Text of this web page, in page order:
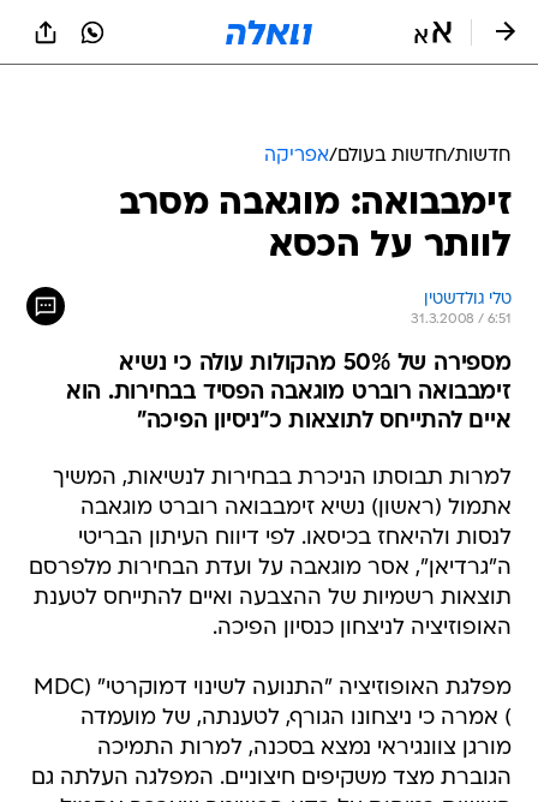
חדשות/חדשות בעולם/אפריקה
זימבבואה: מוגאבה מסרב
לוותר על הכסא
טלי גולדשטין
31.3.2008 / 6:51
מספירה של 50% מהקולות עולה כי נשיא
זימבבואה רוברט מוגאבה הפסיד בבחירות. הוא
איים להתייחס לתוצאות כ"ניסיון הפיכה"
למרות תבוסתו הניכרת בבחירות לנשיאות, המשיך
אתמול (ראשון) נשיא זימבבואה רוברט מוגאבה
לנסות ולהיאחז בכיסאו. לפי דיווח העיתון הבריטי
ה"גרדיאן", אסר מוגאבה על ועדת הבחירות מלפרסם
תוצאות רשמיות של ההצבעה ואיים להתייחס לטענת
האופוזיציה לניצחון כנסיון הפיכה.
מפלגת האופוזיציה "התנועה לשינוי דמוקרטי" (MDC
) אמרה כי ניצחונו הגורף, לטענתה, של מועמדה
מורגן צוונגיראי נמצא בסכנה, למרות התמיכה
הגוברת מצד משקיפים חיצוניים. המפלגה העלתה גם